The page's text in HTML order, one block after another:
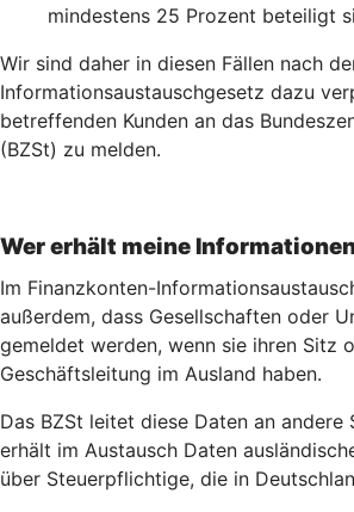
mindestens 25 Prozent beteiligt
Wir sind daher in diesen Fällen nach
Informations­austausch­gesetz dazu
betreffenden Kunden an das
(BZSt) zu melden.
Wer erhält meine
Im Finanzkonten-
außerdem, dass Gesellschaften oder
gemeldet werden, wenn sie ihren Sitz
Geschäftsleitung im Ausland haben.
Das BZSt leitet diese Daten an andere
erhält im Austausch Daten
über Steuerpflichtige, die in